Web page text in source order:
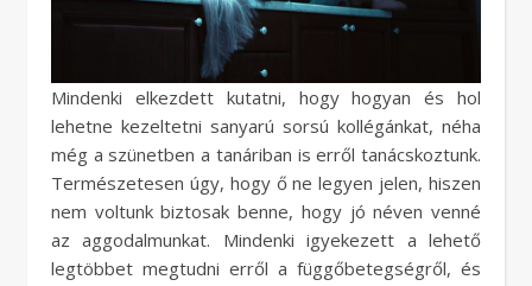
Mindenki elkezdett kutatni, hogy hogyan és hol
lehetne kezeltetni sanyarú sorsú kollégánkat, néha
még a szünetben a tanáriban is erről tanácskoztunk.
Természetesen úgy, hogy ő ne legyen jelen, hiszen
nem voltunk biztosak benne, hogy jó néven venné
az aggodalmunkat. Mindenki igyekezett a lehető
legtöbbet megtudni erről a függőbetegségről, és